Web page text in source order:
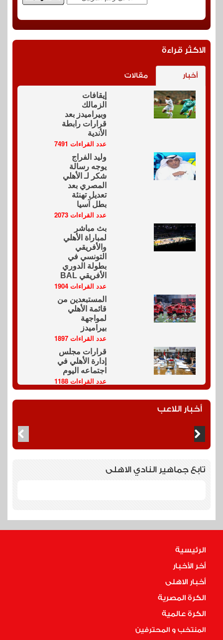
الاكثر قراءة
أخبار مقالات
إيقافات
الزمالك
وبيراميدز بعد
قرارات رابطة
الأندية
عدد القراءات 7491
وليد الفراج
يوجه رسالة
شكر لـ الأهلي
المصري بعد
تعديل تهنئة
بطل آسيا
عدد القراءات 2073
بث مباشر
لمباراة الأهلي
والأفريقي
التونسي في
بطولة الدوري
الأفريقي BAL
عدد القراءات 1904
المستبعدين من
قائمة الأهلي
لمواجهة
بيراميدز
عدد القراءات 1897
قرارات مجلس
إدارة الأهلي في
اجتماعه اليوم
عدد القراءات 1188
أخبار اللاعب
تابع جماهير النادي الاهلى
الرئيسية
أخر الأخبار
أخبار الاهلى
الكرة المصرية
الكرة عالمية
المنتخب و المحترفين